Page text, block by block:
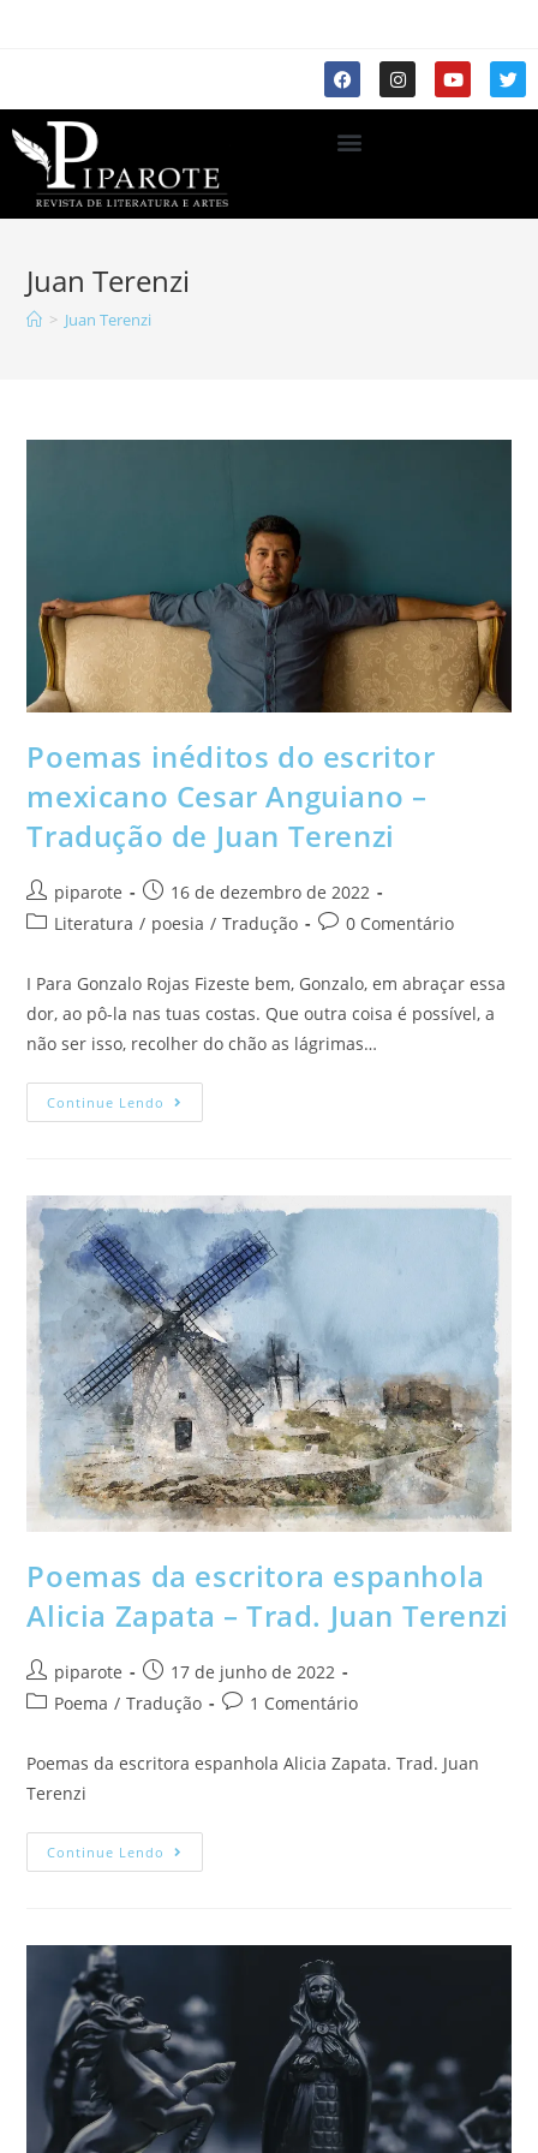
Juan Terenzi
> Juan Terenzi
Poemas inéditos do escritor
mexicano Cesar Anguiano –
Tradução de Juan Terenzi
piparote
16 de dezembro de 2022
Literatura / poesia / Tradução 0 Comentário
I Para Gonzalo Rojas Fizeste bem, Gonzalo, em abraçar essa
dor, ao pô-la nas tuas costas. Que outra coisa é possível, a
não ser isso, recolher do chão as lágrimas…
Continue Lendo
Poemas da escritora espanhola
Alicia Zapata – Trad. Juan Terenzi
piparote
17 de junho de 2022
Poema / Tradução 1 Comentário
Poemas da escritora espanhola Alicia Zapata. Trad. Juan
Terenzi
Continue Lendo